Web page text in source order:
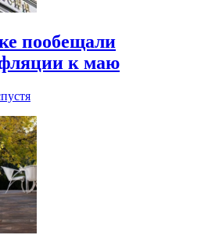
пообещали
к маю